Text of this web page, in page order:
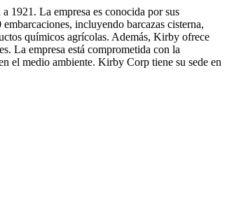
1921. La empresa es conocida por sus
incluyendo barcazas cisterna,
químicos agrícolas. Además, Kirby ofrece
La empresa está comprometida con la
el medio ambiente. Kirby Corp tiene su sede en